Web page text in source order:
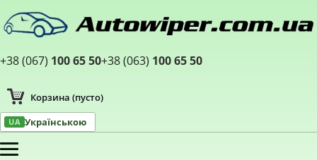
+38 (067) 100 65 50+38 (063) 100 65 50
Корзина (пусто)
UA Українською
Меню